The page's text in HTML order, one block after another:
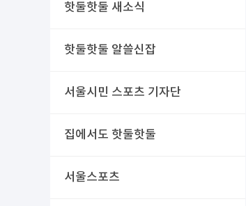
핫둘핫둘 새소식
핫둘핫둘 알쓸신잡
서울시민 스포츠 기자단
집에서도 핫둘핫둘
서울스포츠